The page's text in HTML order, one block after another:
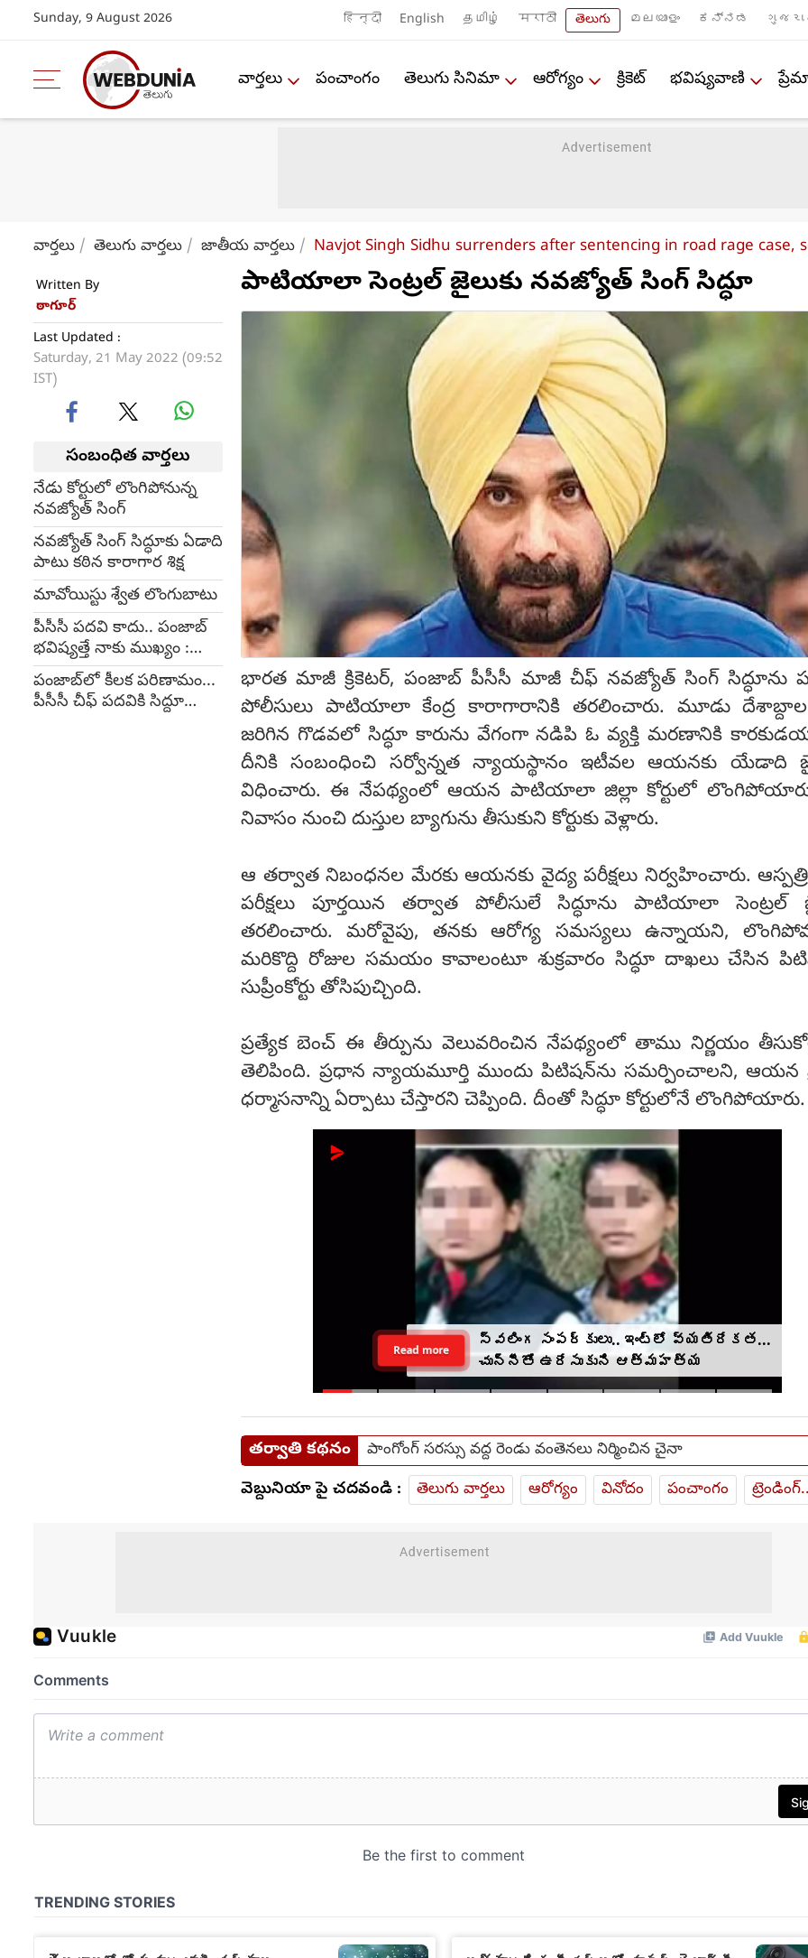
Sunday, 9 August 2026 हिन्दी English தமிழ் मराठी తెలుగు മലയാളം ಕನ್ನಡ
వార్తలు పంచాంగం తెలుగు సినిమా ఆరోగ్యం క్రికెట్ భవిష్యవాణి
వార్తలు తెలుగు వార్తలు జాతీయ వార్తలు Navjot Singh Sidhu surrenders after sentencing in road rage case,
Written By
ఠాగూర్
Last Updated :
Saturday, 21 May 2022 (09:52
IST)
సంబంధిత వార్తలు
నేడు కోర్టులో లొంగిపోనున్న
నవజ్యోత్ సింగ్
నవజ్యోత్ సింగ్ సిద్ధూకు ఏడాది
పాటు కఠిన కారాగార శిక్ష
మావోయిస్టు శ్వేత లొంగుబాటు
పీసీసీ పదవి కాదు.. పంజాబ్‌
భవిష్యత్తే నాకు ముఖ్యం :
సిద్ధూ
పంజాబ్‌లో కీలక పరిణామం...
పీసీసీ చీఫ్ పదవికి సిద్దూ
పాటియాలా సెంట్రల్ జైలుకు నవజ్యోత్ సింగ్ సిద్ధూ
భారత మాజీ క్రికెటర్, పంజాబ్ పీసీసీ మాజీ చీఫ్ నవజ్యోత్ సింగ్ సిద్ధూను
పోలీసులు పాటియాలా కేంద్ర కారాగారానికి తరలించారు. మూడు దేశాబ్దాల
జరిగిన గొడవలో సిద్ధూ కారును వేగంగా నడిపి ఓ వ్యక్తి మరణానికి
దీనికి సంబంధించి సర్వోన్నత న్యాయస్థానం ఇటీవల ఆయనకు యేడాది
విధించారు. ఈ నేపథ్యంలో ఆయన పాటియాలా జిల్లా కోర్టులో
నివాసం నుంచి దుస్తుల బ్యాగును తీసుకుని కోర్టుకు వెళ్లారు.
ఆ తర్వాత నిబంధనల మేరకు ఆయనకు వైద్య పరీక్షలు నిర్వహించారు.
పరీక్షలు పూర్తయిన తర్వాత పోలీసులే సిద్ధూను పాటియాలా సెంట్రల్
తరలించారు. మరోవైపు, తనకు ఆరోగ్య సమస్యలు ఉన్నాయని,
మరికొద్ది రోజుల సమయం కావాలంటూ శుక్రవారం సిద్ధూ దాఖలు చేసిన
సుప్రీంకోర్టు తోసిపుచ్చింది.
ప్రత్యేక బెంచ్ ఈ తీర్పును వెలువరించిన నేపథ్యంలో తాము నిర్ణయం
తెలిపింది. ప్రధాన న్యాయమూర్తి ముందు పిటిషన్‌ను సమర్పించాలని, ఆయన
ధర్మాసనాన్ని ఏర్పాటు చేస్తారని చెప్పింది. దీంతో సిద్ధూ కోర్టులోనే లొంగిపోయారు.
స్వలింగ సంపర్కులు.. ఇంట్లో వ్యతిరేకత...
చున్నీతో ఉరేసుకుని ఆత్మహత్య
Read more
తర్వాతి కథనం పాంగోంగ్ సరస్సు వద్ద రెండు వంతెనలు నిర్మించిన చైనా
వెబ్దునియా పై చదవండి : తెలుగు వార్తలు ఆరోగ్యం వినోదం పంచాంగం ట్రెండింగ్..